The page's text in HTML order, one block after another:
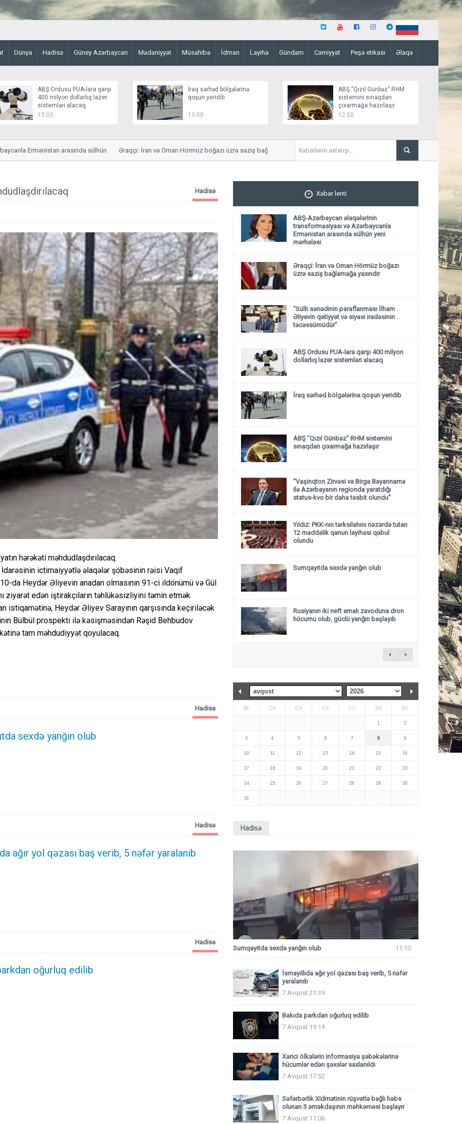
Dünya Hadisə Güney Azərbaycan Mədəniyyət Müsahibə İdman Layihə Gündəm Cəmiyyət Peşə etikası Əlaqə
ABŞ Ordusu PUA-lara qarşı
400 milyon dollarlıq lazer
sistemləri alacaq
13:03
İraq sərhəd bölgələrinə
qoşun yeridib
13:00
ABŞ "Qızıl Günbəz" RHM
sistemini sınaqdan
çıxarmağa hazırlaşır
12:50
Ermənistan arasında sülhün
Əraqçi: İran və Oman Hörmüz boğazı üzrə saziş bağlamağa yaxındır “Sülh sənədinin
Hadisə
hərəkəti məhdudlaşdırılacaq.
ictimaiyyətlə əlaqələr şöbəsinin rəisi Vaqif
da Heydər Əliyevin anadan olmasının 91-ci ildönümü və Gül
ziyarət edən iştirakçıların təhlükəsizliyini təmin etmək
Heydər Əliyev Sarayının qarşısında keçiriləcək
Bülbül prospekti ilə kəsişməsindən Rəşid Behbudov
tam məhdudiyyət qoyulacaq.
sexdə yanğın olub
Hadisə
ağır yol qəzası baş verib, 5 nəfər yaralanıb
Hadisə
oğurluq edilib
Hadisə
Xəbər lenti
ABŞ-Azərbaycan əlaqələrinin
transformasiyası və Azərbaycanla
Ermənistan arasında sülhün yeni
mərhələsi
Əraqçi: İran və Oman Hörmüz boğazı
üzrə saziş bağlamağa yaxındır
“Sülh sənədinin paraflanması İlham
Əliyevin qətiyyət və siyasi iradəsinin
təcəssümüdür”
ABŞ Ordusu PUA-lara qarşı 400 milyon
dollarlıq lazer sistemləri alacaq
İraq sərhəd bölgələrinə qoşun yeridib
ABŞ "Qızıl Günbəz" RHM sistemini
sınaqdan çıxarmağa hazırlaşır
“Vaşinqton Zirvəsi və Birgə Bəyannamə
ilə Azərbayanın regionda yaratdığı
status-kvo bir daha təsbit olundu”
Yıldız: PKK-nın tərksilahını nəzərdə tutan
12 maddəlik qanun layihəsi qəbul
olundu ​​​​​​​
Sumqayıtda sexdə yanğın olub
Rusiyanın iki neft emalı zavoduna dron
hücumu olub, güclü yanğın başlayıb
BE ÇA ÇƏ CA CÜ ŞƏ BZ
1 2
3 4 5 6 7 8 9
10 11 12 13 14 15 16
17 18 19 20 21 22 23
24 25 26 27 28 29 30
31
Hadisə
Sumqayıtda sexdə yanğın olub 11:10
İsmayıllıda ağır yol qəzası baş verib, 5 nəfər
yaralanıb
7 Avqust 21:39
Bakıda parkdan oğurluq edilib
7 Avqust 19:14
Xarici ölkələrin informasiya şəbəkələrinə
hücumlar edən şəxslər saxlanıldı
7 Avqust 17:52
Səfərbərlik Xidmətinin rüşvətlə bağlı həbs
olunan 3 əməkdaşının məhkəməsi başlayır
7 Avqust 17:06